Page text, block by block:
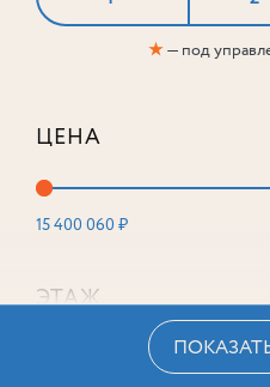
★— под
ЦЕНА
15 400 060 ₽
ЭТАЖ